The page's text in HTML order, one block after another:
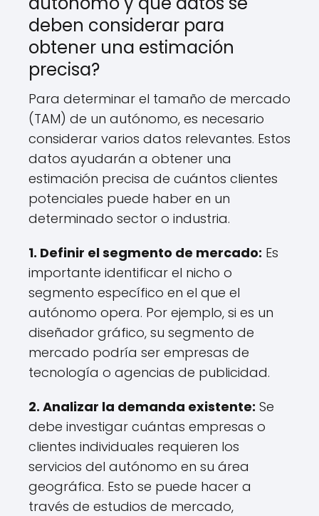
deben considerar para
obtener una estimación
precisa?
Para determinar el tamaño de mercado
(TAM) de un autónomo, es necesario
considerar varios datos relevantes. Estos
datos ayudarán a obtener una
estimación precisa de cuántos clientes
potenciales puede haber en un
determinado sector o industria.
1. Definir el segmento de mercado: Es
importante identificar el nicho o
segmento específico en el que el
autónomo opera. Por ejemplo, si es un
diseñador gráfico, su segmento de
mercado podría ser empresas de
tecnología o agencias de publicidad.
2. Analizar la demanda existente: Se
debe investigar cuántas empresas o
clientes individuales requieren los
servicios del autónomo en su área
geográfica. Esto se puede hacer a
través de estudios de mercado,